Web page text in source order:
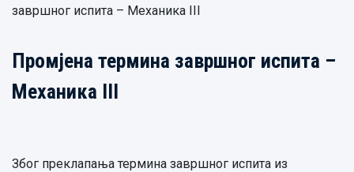
завршног испита – Механика III
Промјена термина завршног испита –
Механика III
Због преклапања термина завршног испита из